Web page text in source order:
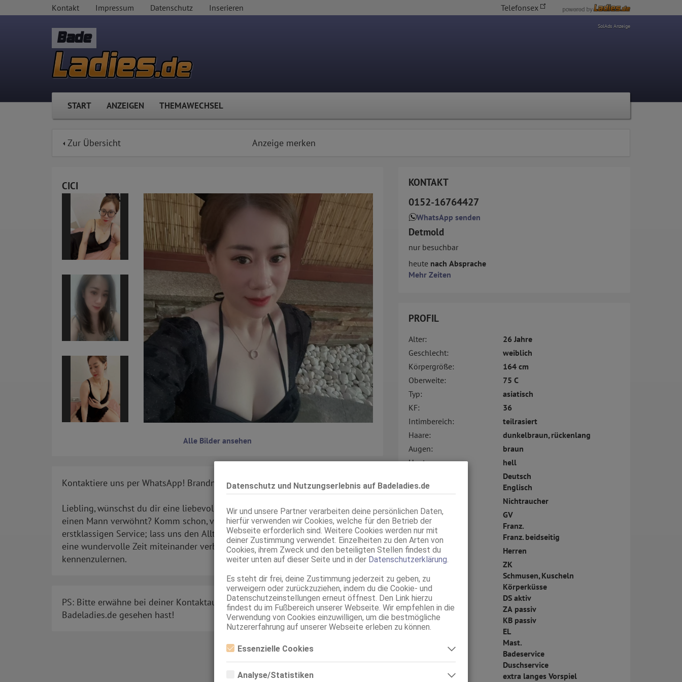
Datenschutz und Nutzungserlebnis auf Badeladies.de
Wir und unsere Partner verarbeiten deine persönlichen Daten,
hierfür verwenden wir Cookies, welche für den Betrieb der
Webseite erforderlich sind. Weitere Cookies werden nur mit
deiner Zustimmung verwendet. Einzelheiten zu den Arten von
Cookies, ihrem Zweck und den beteiligten Stellen findest du
weiter unten auf dieser Seite und in der Datenschutzerklärung.
Es steht dir frei, deine Zustimmung jederzeit zu geben, zu
verweigern oder zurückzuziehen, indem du die Cookie- und
Datenschutzeinstellungen erneut öffnest. Den Link hierzu
findest du im Fußbereich unserer Webseite. Wir empfehlen in die
Verwendung von Cookies einzuwilligen, um die bestmögliche
Nutzererfahrung auf unserer Webseite erleben zu können.
Essenzielle Cookies
Essenzielle Cookies sind alle notwendigen Cookies, die für den Betrieb
werden. Die Webseite kann ohne diese Cookies nicht richtig
Analyse/Statistiken
Kontakt Impressum Datenschutz Inserieren Telefonsex
Bade
SolAds Anzeige
START ANZEIGEN THEMAWECHSEL
Zur Übersicht Anzeige merken
CICI
Alle Bilder ansehen
Kontaktiere uns per WhatsApp! Brandneu! Brandneu! Brandneu!
Liebling, wünschst du dir eine liebevolle, aufmerksame Frau, die weiß, wie man
einen Mann verwöhnt? Komm schon, vergiss all deine Sorgen! Wir bieten
erstklassigen Service; lass uns den Alltag für eine Weile hinter uns lassen und
eine wundervolle Zeit miteinander verbringen. Wir freuen uns darauf, dich
kennenzulernen.
PS: Bitte erwähne bei deiner Kontaktaufnahme, dass du die Anzeige auf
Badeladies.de gesehen hast!
KONTAKT
0152-16764427
WhatsApp senden
Detmold
nur besuchbar
heute nach Absprache
Mehr Zeiten
PROFIL
Alter:
26 Jahre
Geschlecht:
weiblich
Körpergröße:
164 cm
Oberweite:
75 C
Typ:
asiatisch
KF:
36
Intimbereich:
teilrasiert
Haare:
dunkelbraun, rückenlang
Augen:
braun
Haut:
hell
Deutsch
Englisch
Nichtraucher
Verkehr:
GV
Franz.
Franz. beidseitig
Service für:
Herren
Service:
ZK
Schmusen, Kuscheln
Körperküsse
DS aktiv
ZA passiv
KB passiv
EL
Mast.
Badeservice
Duschservice
extra langes Vorspiel